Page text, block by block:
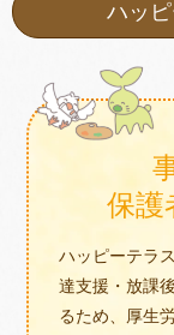
ハッ
保護
ハッピーテラ
達支援・放課
るため、厚生